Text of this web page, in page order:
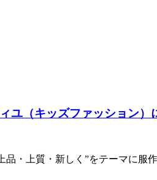
ユ（キッズファッション）
・上質・新しく”をテーマに